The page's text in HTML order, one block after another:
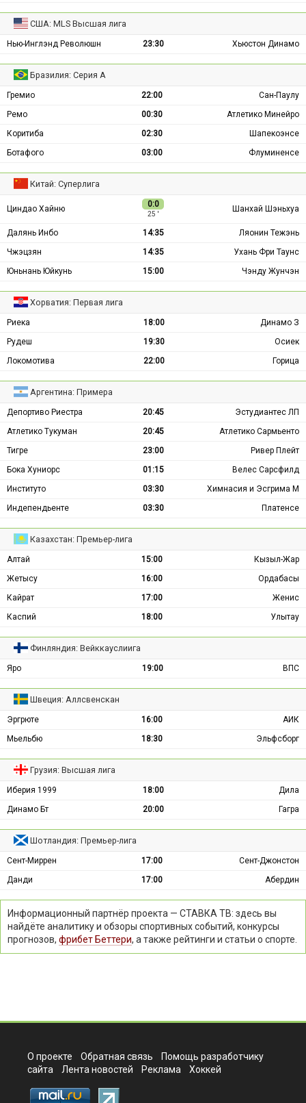
США: MLS Высшая лига
Нью-Инглэнд Революшн 23:30 Хьюстон Динамо
Бразилия: Серия А
Гремио 22:00
Сан-Паулу
Ремо
00:30
Атлетико Минейро
Коритиба
02:30
Шапекоэнсе
Ботафого
03:00 Флуминенсе
Китай: Суперлига
Циндао Хайню 0:0
25 ′
Шанхай Шэньхуа
Далянь Инбо 14:35
Ляонин Тежэнь
Чжэцзян
14:35
Ухань Фри Таунс
Юньнань Юйкунь
15:00 Чэнду Жунчэн
Хорватия: Первая лига
Риека 18:00
Динамо З
Рудеш
19:30
Осиек
Локомотива
22:00 Горица
Аргентина: Примера
Депортиво Риестра 20:45
Эстудиантес ЛП
Атлетико Тукуман
20:45
Атлетико Сармьенто
Тигре
23:00
Ривер Плейт
Бока Хуниорс
01:15
Велес Сарсфилд
Институто
03:30
Химнасия и Эсгрима М
Индепендьенте
03:30 Платенсе
Казахстан: Премьер-лига
Алтай 15:00
Кызыл-Жар
Жетысу
16:00
Ордабасы
Кайрат
17:00
Женис
Каспий
18:00 Улытау
Финляндия: Вейккауслиига
Яро 19:00 ВПС
Швеция: Аллсвенскан
Эргрюте 16:00
АИК
Мьельбю
18:30 Эльфсборг
Грузия: Высшая лига
Иберия 1999 18:00
Дила
Динамо Бт
20:00 Гагра
Шотландия: Премьер-лига
Сент-Миррен 17:00
Сент-Джонстон
Данди
17:00 Абердин
Информационный партнёр проекта — СТАВКА ТВ: здесь вы
найдёте аналитику и обзоры спортивных событий, конкурсы
прогнозов, фрибет Беттери, а также рейтинги и статьи о спорте.
О проекте Обратная связь
Помощь разработчику
сайта
Лента новостей Реклама Хоккей